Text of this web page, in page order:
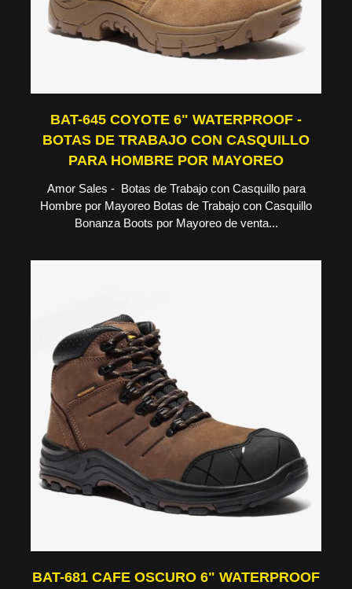
BAT-645 COYOTE 6" WATERPROOF -
BOTAS DE TRABAJO CON CASQUILLO
PARA HOMBRE POR MAYOREO
Amor Sales - Botas de Trabajo con Casquillo para
Hombre por Mayoreo Botas de Trabajo con Casquillo
Bonanza Boots por Mayoreo de venta...
BAT-681 CAFE OSCURO 6" WATERPROOF